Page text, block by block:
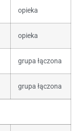
opieka
opieka
grupa łączona
grupa łączona